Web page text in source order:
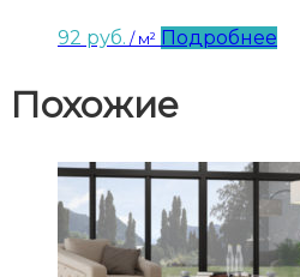
92 руб. / м² Подробнее
Похожие